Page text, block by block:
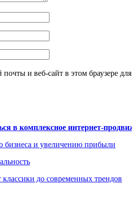
и веб-сайт в этом браузере
в комплексное интернет-
и увеличению прибыли
до современных трендов